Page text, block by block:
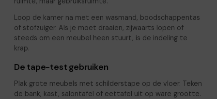
Loop de kamer na met een wasmand, boodschappentas
of stofzuiger. Als je moet draaien, zijwaarts lopen of
steeds om een meubel heen stuurt, is de indeling te
krap.
De tape-test gebruiken
Plak grote meubels met schilderstape op de vloer. Teken
de bank, kast, salontafel of eettafel uit op ware grootte.